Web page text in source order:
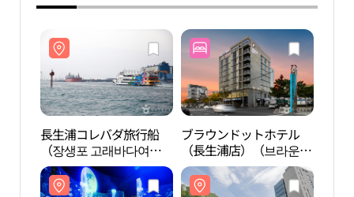
長生浦コレバダ旅行船
（장생포 고래바다여행
선）
ブラウンドットホテル
（長生浦店）（브라운도
트호텔（장생포점））